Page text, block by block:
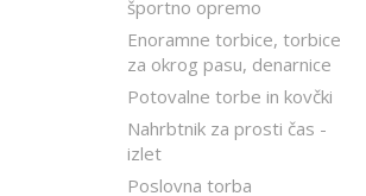
športno opremo
Enoramne torbice, torbice
za okrog pasu, denarnice
Potovalne torbe in kovčki
Nahrbtnik za prosti čas -
izlet
Poslovna torba